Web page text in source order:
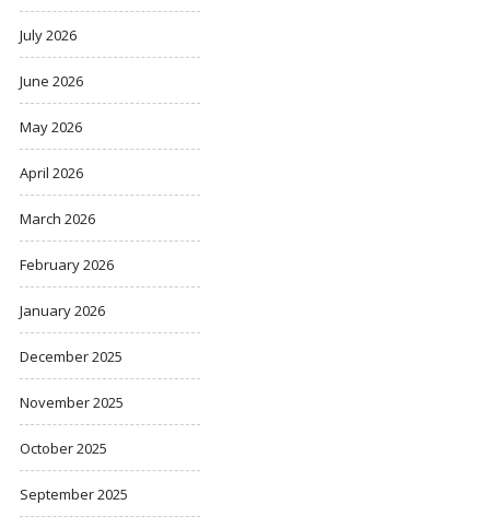
July 2026
June 2026
May 2026
April 2026
March 2026
February 2026
January 2026
December 2025
November 2025
October 2025
September 2025